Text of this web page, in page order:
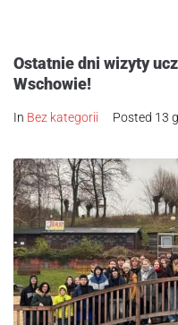
Ostatnie dni wizyty
Wschowie!
In Bez kategorii Posted 13